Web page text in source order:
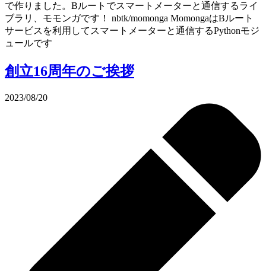
で作りました。Bルートでスマートメーターと通信するライ
ブラリ、モモンガです！ nbtk/momonga MomongaはBルート
サービスを利用してスマートメーターと通信するPythonモジ
ュールです
創立16周年のご挨拶
2023/08/20